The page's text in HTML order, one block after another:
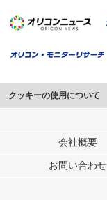
クッキーの使用について
このサイトでは Cookie
行っています。
メディアや広告配信、デ
各パートナーは、この情
ユーザーが各パートナー
会社概要
お問い合わせ